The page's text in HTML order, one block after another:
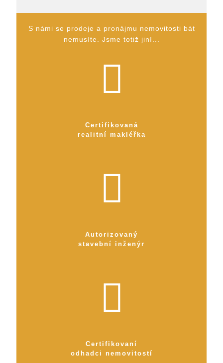
S námi se prodeje a pronájmu nemovitosti bát
nemusíte. Jsme totiž jiní...
Certifikovaná
realitní makléřka
Autorizovaný
stavební inženýr
Certifikovaní
odhadci nemovitostí